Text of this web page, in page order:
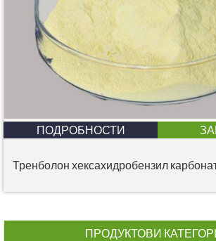
ПОДРОБНОСТИ
Тренболон хексахидробензил
ПРОДУКТОВИ